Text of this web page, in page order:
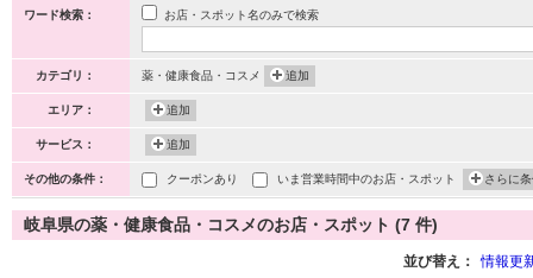
ワード検索： お店・スポット名のみで検索
カテゴリ： 薬・健康食品・コスメ 追加
エリア： 追加
サービス： 追加
その他の条件： クーポンあり いま営業時間中のお店・スポット さらに
岐阜県の薬・健康食品・コスメのお店・スポット (7 件)
並び替え： 情報更